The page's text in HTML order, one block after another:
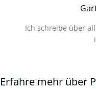
Ich schreibe über
Erfahre mehr über